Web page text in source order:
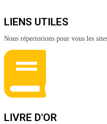
LIENS UTILES
Nous répertorions pour vous les
LIVRE D'OR